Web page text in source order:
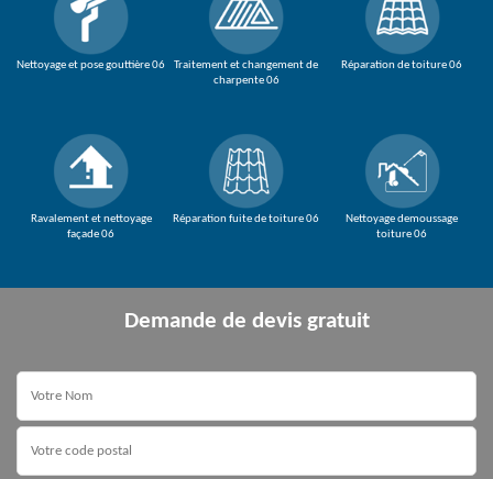
Nettoyage et pose gouttière 06
Ravalement et nettoyage
façade 06
Traitement et changement de
charpente 06
Réparation fuite de toiture 06
Réparation de toiture 06
Nettoyage demoussage
toiture 06
Demande de devis gratuit